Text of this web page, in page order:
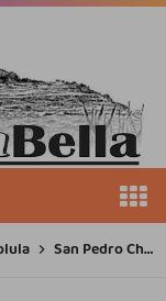
San Pedro Cholula